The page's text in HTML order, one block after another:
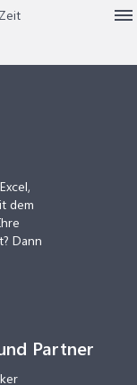
dem
Dann
Partner